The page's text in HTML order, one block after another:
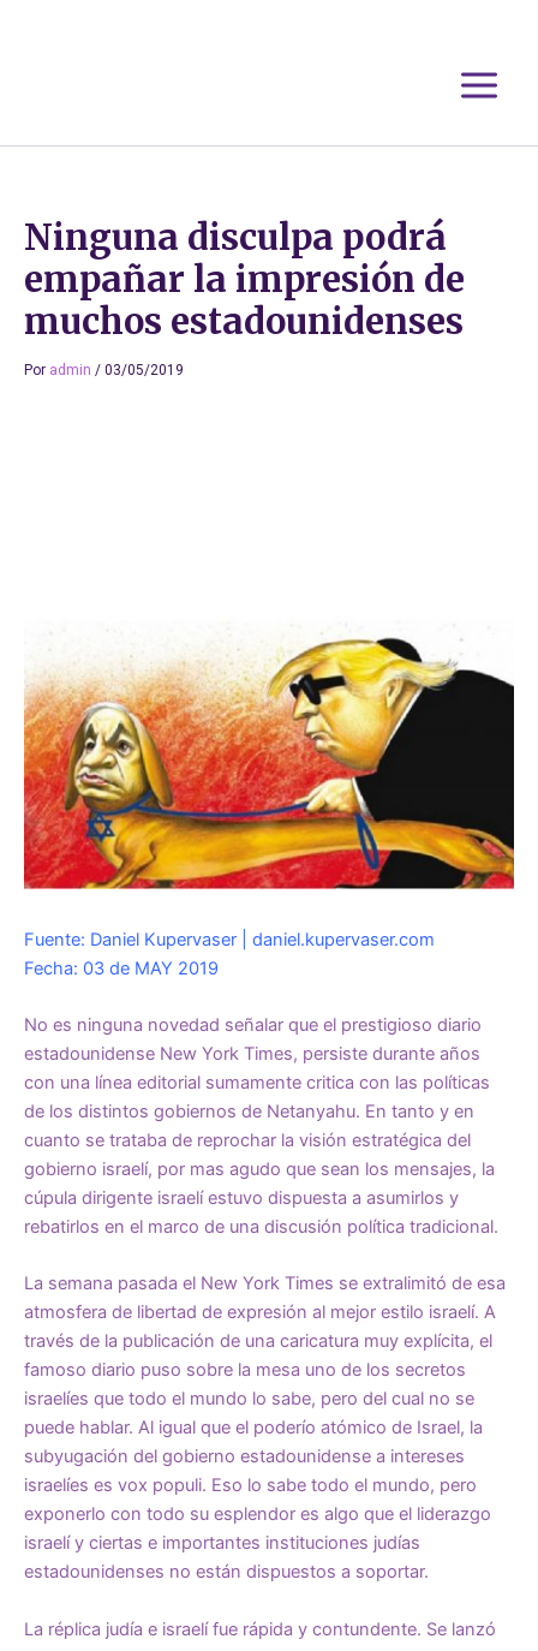
Ninguna disculpa podrá
empañar la impresión de
muchos estadounidenses
Por admin / 03/05/2019
Fuente: Daniel Kupervaser | daniel.kupervaser.com
Fecha: 03 de MAY 2019
No es ninguna novedad señalar que el prestigioso diario
estadounidense New York Times, persiste durante años
con una línea editorial sumamente critica con las políticas
de los distintos gobiernos de Netanyahu. En tanto y en
cuanto se trataba de reprochar la visión estratégica del
gobierno israelí, por mas agudo que sean los mensajes, la
cúpula dirigente israelí estuvo dispuesta a asumirlos y
rebatirlos en el marco de una discusión política tradicional.
La semana pasada el New York Times se extralimitó de esa
atmosfera de libertad de expresión al mejor estilo israelí. A
través de la publicación de una caricatura muy explícita, el
famoso diario puso sobre la mesa uno de los secretos
israelíes que todo el mundo lo sabe, pero del cual no se
puede hablar. Al igual que el poderío atómico de Israel, la
subyugación del gobierno estadounidense a intereses
israelíes es vox populi. Eso lo sabe todo el mundo, pero
exponerlo con todo su esplendor es algo que el liderazgo
israelí y ciertas e importantes instituciones judías
estadounidenses no están dispuestos a soportar.
La réplica judía e israelí fue rápida y contundente. Se lanzó